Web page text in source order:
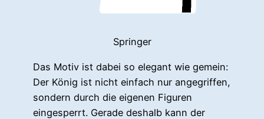
Springer
Das Motiv ist dabei so elegant wie gemein:
Der König ist nicht einfach nur angegriffen,
sondern durch die eigenen Figuren
eingesperrt. Gerade deshalb kann der